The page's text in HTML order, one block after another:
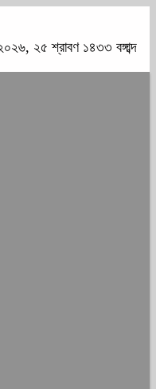
২৫ শ্রাবণ ১৪৩৩ বঙ্গাব্দ